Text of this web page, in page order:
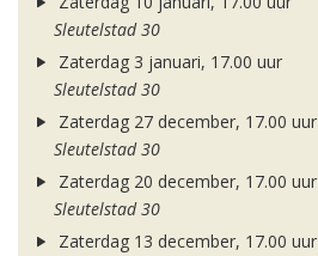
Sleutelstad 30
Zaterdag 3 januari, 17.00 uur
Sleutelstad 30
Zaterdag 27 december, 17.00 uur
Sleutelstad 30
Zaterdag 20 december, 17.00 uur
Sleutelstad 30
Zaterdag 13 december, 17.00 uur